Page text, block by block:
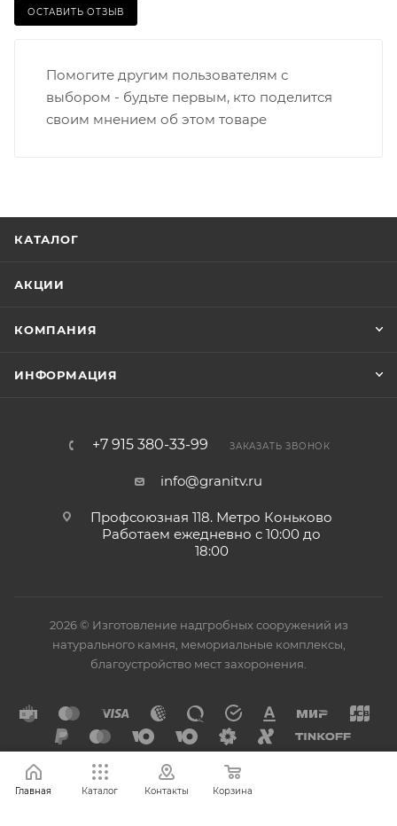
ОСТАВИТЬ ОТЗЫВ
Помогите другим пользователям с
выбором - будьте первым, кто поделится
своим мнением об этом товаре
КАТАЛОГ
АКЦИИ
КОМПАНИЯ
ИНФОРМАЦИЯ
+7 915 380-33-99 ЗАКАЗАТЬ ЗВОНОК
info@granitv.ru
Профсоюзная 118. Метро Коньково
Работаем ежедневно с 10:00 до
18:00
2026 © Изготовление надгробных сооружений из
натурального камня, мемориальные комплексы,
благоустройство мест захоронения.
Главная Каталог Контакты Корзина